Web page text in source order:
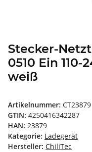
Stecker-
0510 Ein 110-
weiß
Artikelnummer: CT23879
GTIN: 4250416342287
HAN: 23879
Kategorie: Ladegerät
Hersteller: ChiliTec